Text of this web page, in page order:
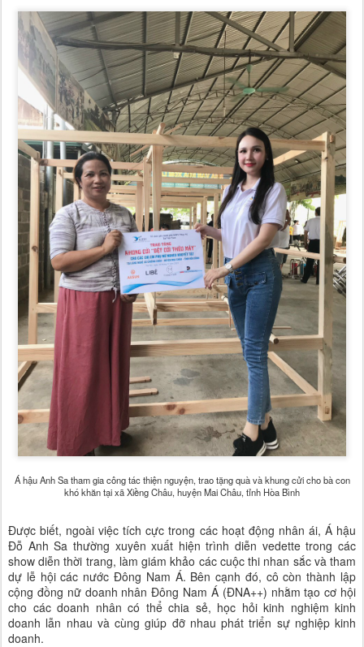
Á hậu Anh Sa tham gia công tác thiện nguyện, trao tặng quà và khung cửi cho bà con
khó khăn tại xã Xiềng Châu, huyện Mai Châu, tỉnh Hòa Bình
Được biết, ngoài việc tích cực trong các hoạt động nhân ái, Á hậu
Đỗ Anh Sa thường xuyên xuất hiện trình diễn vedette trong các
show diễn thời trang, làm giám khảo các cuộc thi nhan sắc và tham
dự lễ hội các nước Đông Nam Á. Bên cạnh đó, cô còn thành lập
cộng đồng nữ doanh nhân Đông Nam Á (ĐNA++) nhằm tạo cơ hội
cho các doanh nhân có thể chia sẻ, học hỏi kinh nghiệm kinh
doanh lẫn nhau và cùng giúp đỡ nhau phát triển sự nghiệp kinh
doanh.